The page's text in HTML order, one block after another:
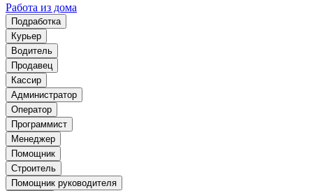
Работа из дома
Подработка
Курьер
Водитель
Продавец
Кассир
Администратор
Оператор
Программист
Менеджер
Помощник
Строитель
Помощник руководителя